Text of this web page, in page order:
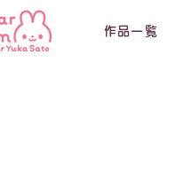
作品一覧